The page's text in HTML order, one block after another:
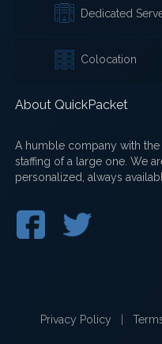
Dedicated
Colocation
About QuickPacket
A humble company with
staffing of a large one. We
personalized, always
Privacy Policy